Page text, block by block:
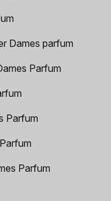
Dames parfum
Parfum
Parfum
Parfum